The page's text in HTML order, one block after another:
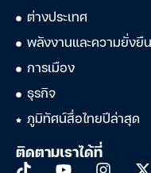
ต่างประเทศ
พลังงานและความยั่งยืน
การเมือง
ธุรกิจ
ภูมิทัศน์สื่อไทยปีล่าสุด
ติดตามเราได้ที่